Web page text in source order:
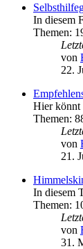
In diesem
Themen:
von
22.
Hier könnt
Themen:
von
21.
In diesem
Themen:
von
31.